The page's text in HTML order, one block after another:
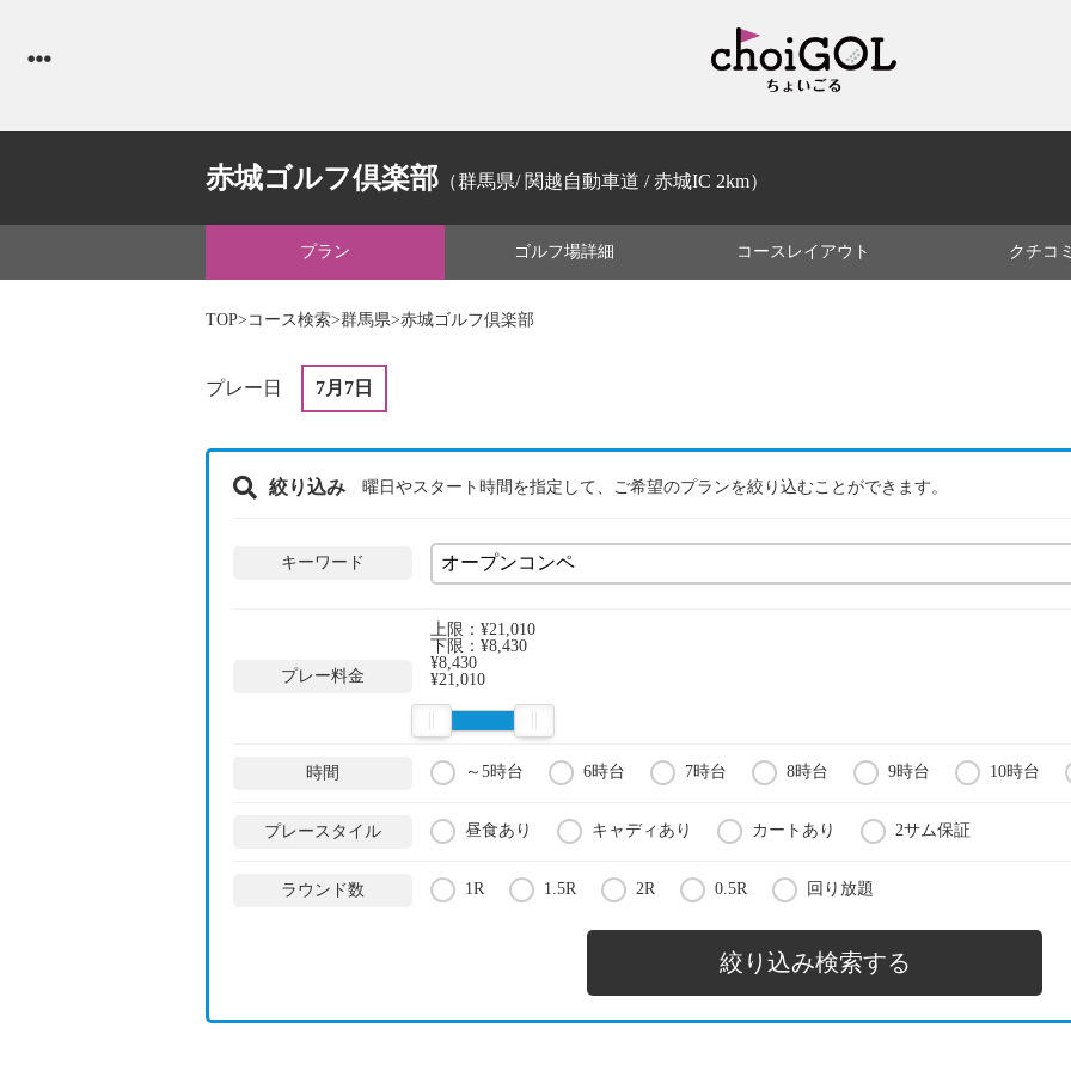
赤城ゴルフ倶楽部 （群馬県/ 関越自動車道 / 赤城IC 2km）
プラン ゴルフ場詳細 コース レイアウト クチコミ
TOP> コース検索>群馬県>赤城ゴルフ倶楽部
プレー日 7月7日
絞り込み 曜日やスタート時間を指定して、ご希望のプランを絞り込むことができます。
キーワード
プレー料金
上限： ¥21,010
下限： ¥8,430
¥8,430
¥21,010
時間 ～5時台 6時台 7時台 8時台 9時台 10時台
プレースタイル 昼食あり キャディあり カートあり 2サム保証
ラウンド数 1R 1.5R 2R 0.5R 回り放題